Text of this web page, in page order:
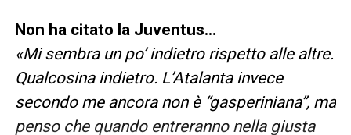
Non ha citato la Juventus…
«Mi sembra un po’ indietro rispetto alle altre.
Qualcosina indietro. L’Atalanta invece
secondo me ancora non è “gasperiniana”, ma
penso che quando entreranno nella giusta